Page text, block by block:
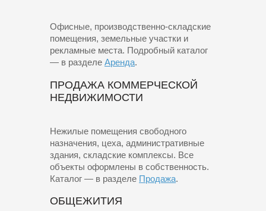
Офисные, производственно-складские
помещения, земельные участки и
рекламные места. Подробный каталог
— в разделе Аренда.
ПРОДАЖА КОММЕРЧЕСКОЙ
НЕДВИЖИМОСТИ
Нежилые помещения свободного
назначения, цеха, административные
здания, складские комплексы. Все
объекты оформлены в собственность.
Каталог — в разделе Продажа.
ОБЩЕЖИТИЯ